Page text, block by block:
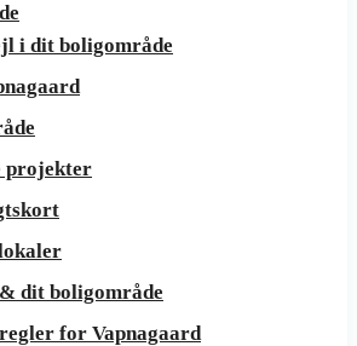
i dit boligområde
projekter
dit boligområde
for Vapnagaard